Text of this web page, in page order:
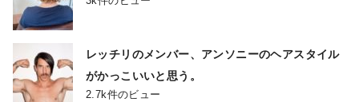
レッチリのメンバー、アンソニーのヘアスタイル
がかっこいいと思う。
2.7k件のビュー